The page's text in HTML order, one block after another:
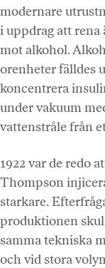
modernare
i uppdrag att
mot alkohol.
orenheter fälldes
koncentrera
under vakuum
vattenstråle från
1922 var de redo
Thompson
starkare.
produktionen
samma tekniska
och vid stora